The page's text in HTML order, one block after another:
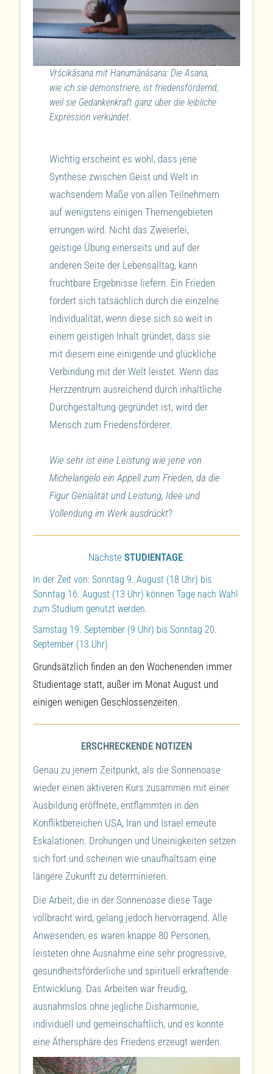
Vṛścikāsana mit Hanumānāsana: Die Asana,
wie ich sie demonstriere, ist friedensfördernd,
weil sie Gedankenkraft ganz über die leibliche
Expression verkündet.
Wichtig erscheint es wohl, dass jene
Synthese zwischen Geist und Welt in
wachsendem Maße von allen Teilnehmern
auf wenigstens einigen Themengebieten
errungen wird. Nicht das Zweierlei,
geistige Übung einerseits und auf der
anderen Seite der Lebensalltag, kann
fruchtbare Ergebnisse liefern. Ein Frieden
fördert sich tatsächlich durch die einzelne
Individualität, wenn diese sich so weit in
einem geistigen Inhalt gründet, dass sie
mit diesem eine einigende und glückliche
Verbindung mit der Welt leistet. Wenn das
Herzzentrum ausreichend durch inhaltliche
Durchgestaltung gegründet ist, wird der
Mensch zum Friedensförderer.
Wie sehr ist eine Leistung wie jene von
Michelangelo ein Appell zum Frieden, da die
Figur Genialität und Leistung, Idee und
Vollendung im Werk ausdrückt?
Nächste STUDIENTAGE:
In der Zeit von: Sonntag 9. August (18 Uhr) bis
Sonntag 16. August (13 Uhr) können Tage nach Wahl
zum Studium genutzt werden.
Samstag 19. September (9 Uhr) bis Sonntag 20.
September (13 Uhr)
Grundsätzlich finden an den Wochenenden immer
Studientage statt, außer im Monat August und
einigen wenigen Geschlossenzeiten.
ERSCHRECKENDE NOTIZEN
Genau zu jenem Zeitpunkt, als die Sonnenoase
wieder einen aktiveren Kurs zusammen mit einer
Ausbildung eröffnete, entflammten in den
Konfliktbereichen USA, Iran und Israel erneute
Eskalationen. Drohungen und Uneinigkeiten setzen
sich fort und scheinen wie unaufhaltsam eine
längere Zukunft zu determinieren.
Die Arbeit, die in der Sonnenoase diese Tage
vollbracht wird, gelang jedoch hervorragend. Alle
Anwesenden, es waren knappe 80 Personen,
leisteten ohne Ausnahme eine sehr progressive,
gesundheitsförderliche und spirituell erkraftende
Entwicklung. Das Arbeiten war freudig,
ausnahmslos ohne jegliche Disharmonie,
individuell und gemeinschaftlich, und es konnte
eine Äthersphäre des Friedens erzeugt werden.